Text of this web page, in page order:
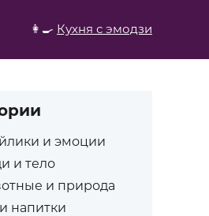
👩‍🍳 Кухня с эмодзи
и эмоции
и тело
и природа
напитки